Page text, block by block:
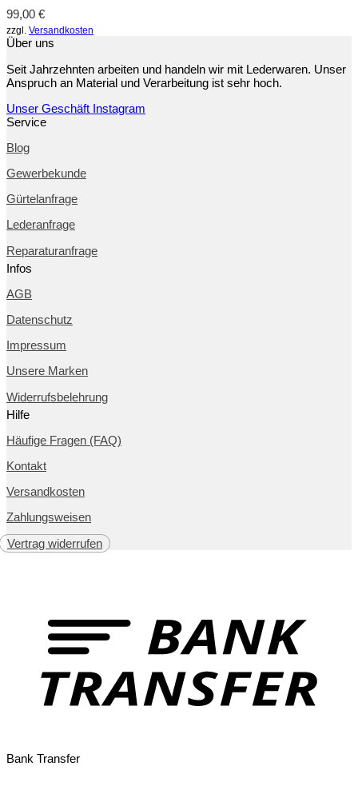
99,00 €
zzgl. Versandkosten
Über uns
Seit Jahrzehnten arbeiten und handeln wir mit Lederwaren. Unser
Anspruch an Material und Verarbeitung ist sehr hoch.
Unser Geschäft Instagram
Service
Blog
Gewerbekunde
Gürtelanfrage
Lederanfrage
Reparaturanfrage
Infos
AGB
Datenschutz
Impressum
Unsere Marken
Widerrufsbelehrung
Hilfe
Häufige Fragen (FAQ)
Kontakt
Versandkosten
Zahlungsweisen
Vertrag widerrufen
Bank Transfer